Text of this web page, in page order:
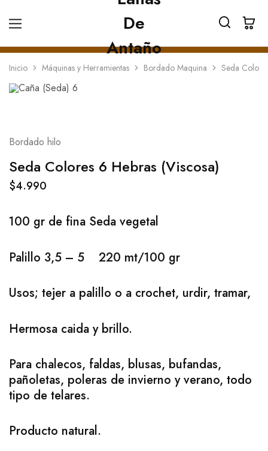
Inicio Máquinas y Herramientas Bordado Maquina Seda
Bordado hilo
Seda Colores 6 Hebras (Viscosa)
$4.990
100 gr de fina Seda vegetal
Palillo 3,5 – 5 220 mt/100 gr
Usos; tejer a palillo o a crochet, urdir, tramar,
Hermosa caida y brillo.
Para chalecos, faldas, blusas, bufandas,
pañoletas, poleras de invierno y verano, todo
tipo de telares.
Producto natural.